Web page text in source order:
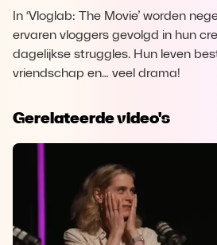
In ‘Vloglab: The Movie’ worden
ervaren vloggers gevolgd in hun
dagelijkse struggles. Hun leven
vriendschap en… veel drama!
Gerelateerde video's